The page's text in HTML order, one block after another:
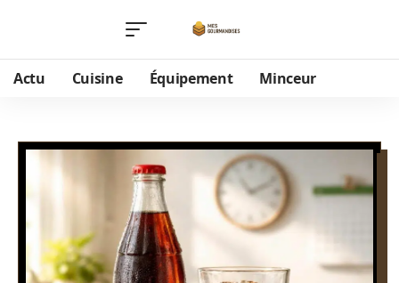
Actu Cuisine Équipement Minceur